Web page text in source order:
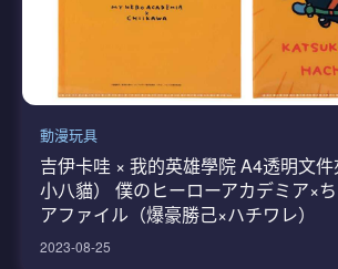
動漫玩具
吉伊卡哇 × 我的英雄學院 A4透明文
小八貓） 僕のヒーローアカデミア×
アファイル（爆豪勝己×ハチワレ）
2023-08-25